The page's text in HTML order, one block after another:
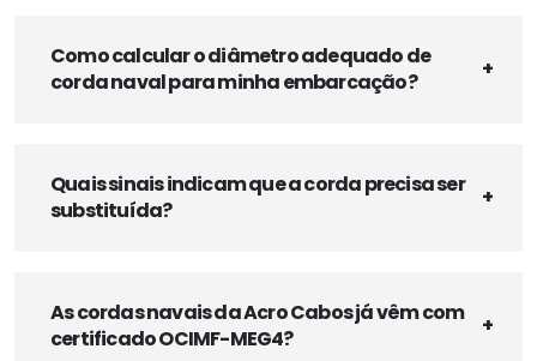
Como calcular o diâmetro adequado de
corda naval para minha embarcação?
Quais sinais indicam que a corda precisa ser
substituída?
As cordas navais da Acro Cabos já vêm com
certificado OCIMF-MEG4?